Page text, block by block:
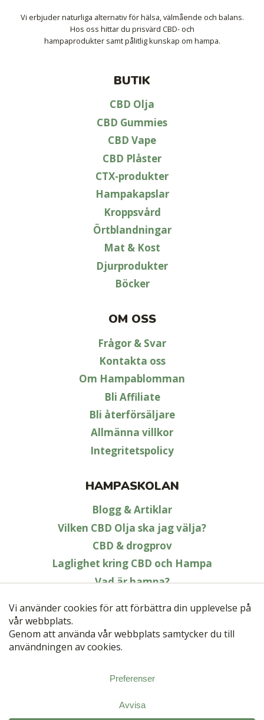
Vi erbjuder naturliga alternativ för hälsa, välmående och balans.
Hos oss hittar du prisvärd CBD- och
hampaprodukter samt pålitlig kunskap om hampa.
BUTIK
CBD Olja
CBD Gummies
CBD Vape
CBD Plåster
CTX-produkter
Hampakapslar
Kroppsvård
Örtblandningar
Mat & Kost
Djurprodukter
Böcker
OM OSS
Frågor & Svar
Kontakta oss
Om Hampablomman
Bli Affiliate
Bli återförsäljare
Allmänna villkor
Integritetspolicy
HAMPASKOLAN
Blogg & Artiklar
Vilken CBD Olja ska jag välja?
CBD & drogprov
Laglighet kring CBD och Hampa
Vad är hampa?
*Samtliga CBD-produkter kommer från laglig hampa. Vi följer alltid
gällande lagstiftning. Ansvaret för att använda produkterna på ett
och bestämmelser i ditt område.